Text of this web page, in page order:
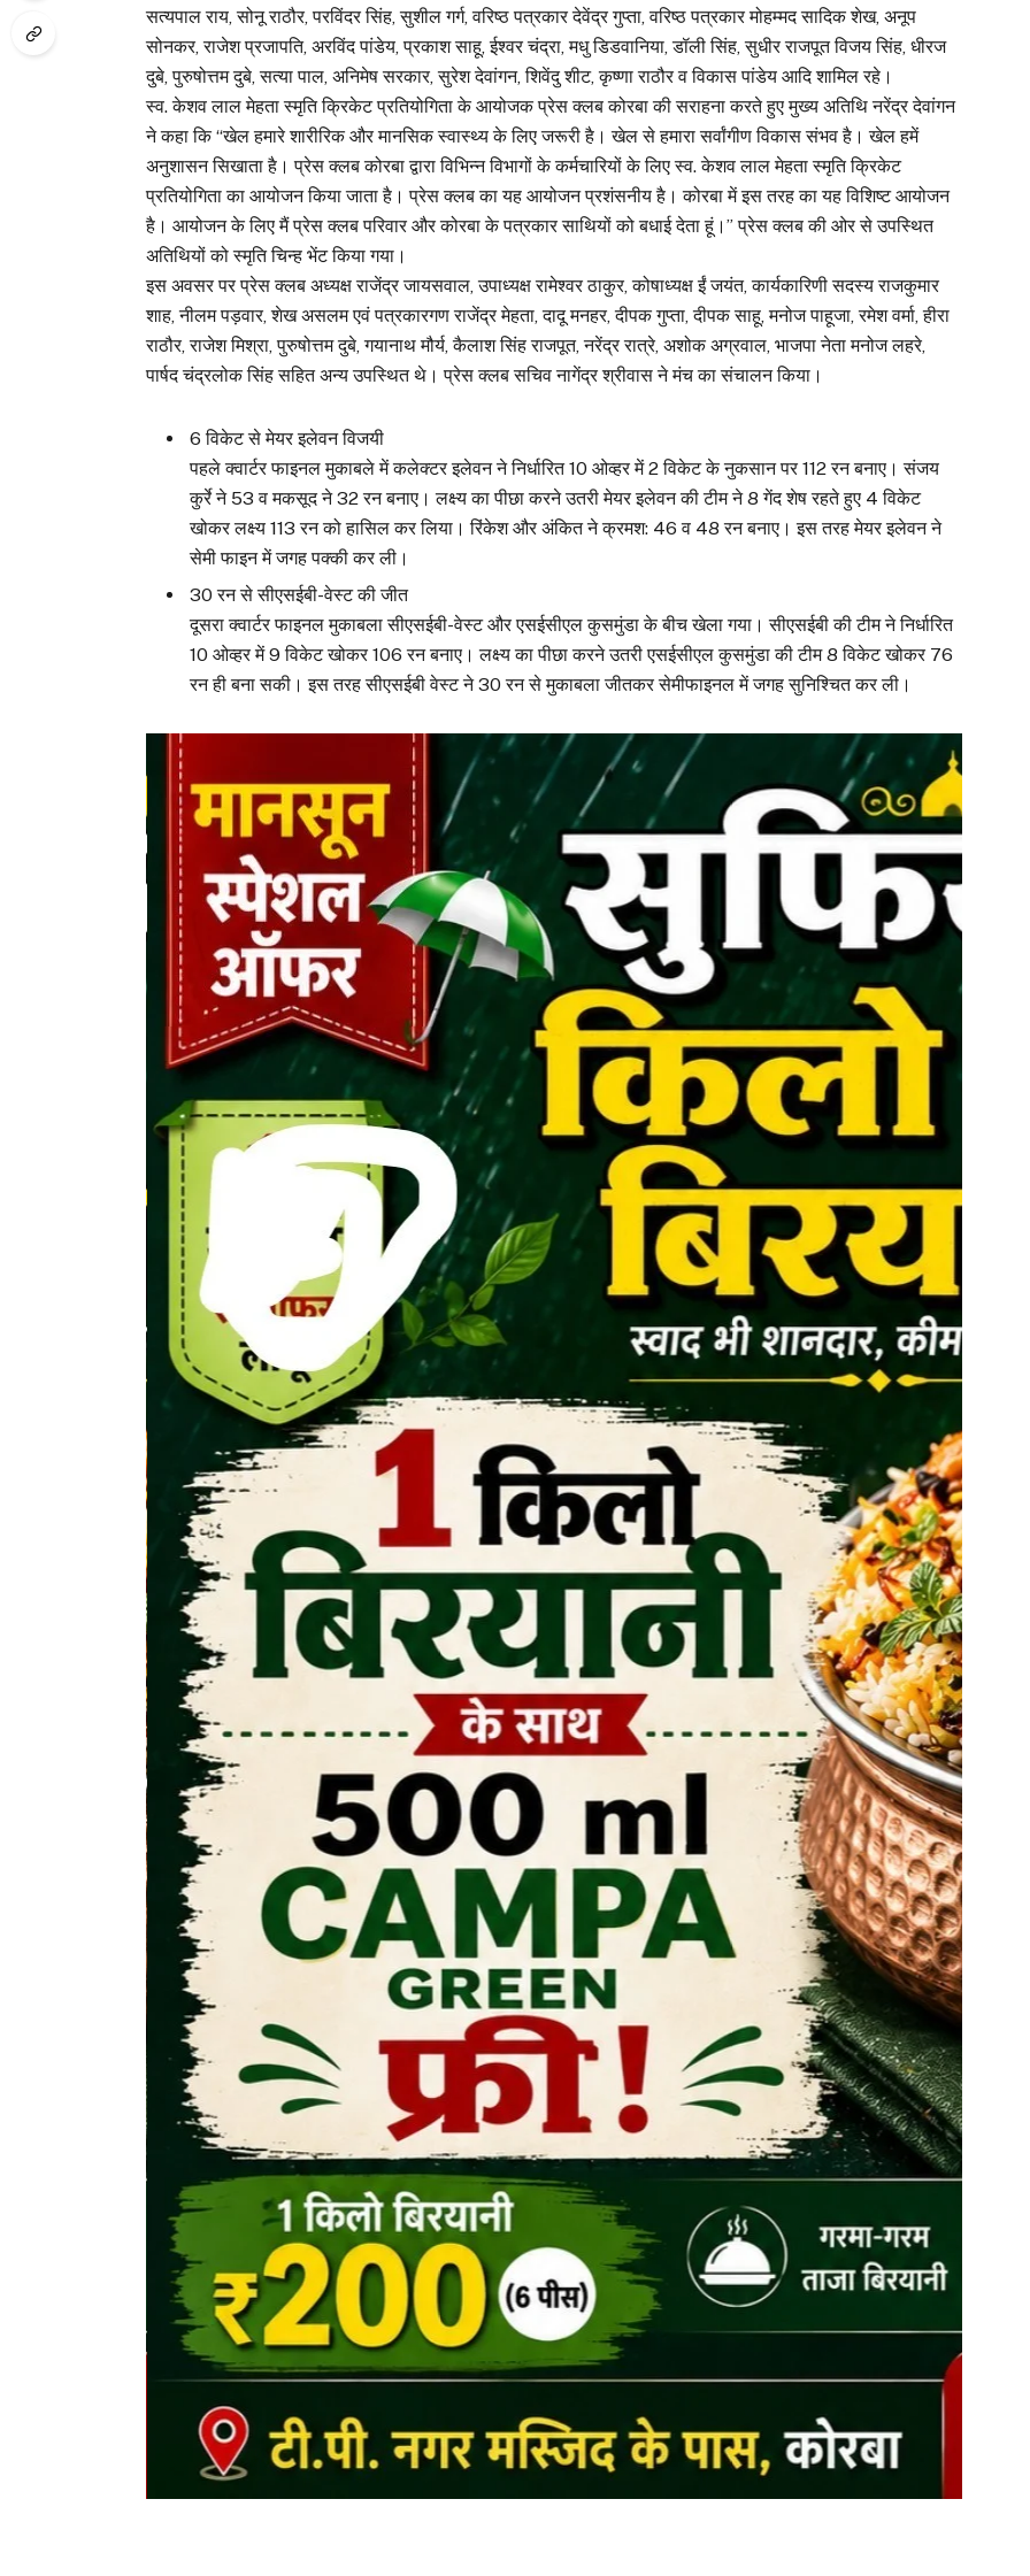
सत्यपाल राय, सोनू राठौर, परविंदर सिंह, सुशील गर्ग, वरिष्ठ पत्रकार देवेंद्र गुप्ता, वरिष्ठ पत्रकार मोहम्मद सादिक शेख, अनूप
सोनकर, राजेश प्रजापति, अरविंद पांडेय, प्रकाश साहू, ईश्वर चंद्रा, मधु डिडवानिया, डॉली सिंह, सुधीर राजपूत विजय सिंह, धीरज
दुबे, पुरुषोत्तम दुबे, सत्या पाल, अनिमेष सरकार, सुरेश देवांगन, शिवेंदु शीट, कृष्णा राठौर व विकास पांडेय आदि शामिल रहे।
स्व. केशव लाल मेहता स्मृति क्रिकेट प्रतियोगिता के आयोजक प्रेस क्लब कोरबा की सराहना करते हुए मुख्य अतिथि नरेंद्र देवांगन
ने कहा कि “खेल हमारे शारीरिक और मानसिक स्वास्थ्य के लिए जरूरी है। खेल से हमारा सर्वांगीण विकास संभव है। खेल हमें
अनुशासन सिखाता है। प्रेस क्लब कोरबा द्वारा विभिन्न विभागों के कर्मचारियों के लिए स्व. केशव लाल मेहता स्मृति क्रिकेट
प्रतियोगिता का आयोजन किया जाता है। प्रेस क्लब का यह आयोजन प्रशंसनीय है। कोरबा में इस तरह का यह विशिष्ट आयोजन
है। आयोजन के लिए मैं प्रेस क्लब परिवार और कोरबा के पत्रकार साथियों को बधाई देता हूं।” प्रेस क्लब की ओर से उपस्थित
अतिथियों को स्मृति चिन्ह भेंट किया गया।
इस अवसर पर प्रेस क्लब अध्यक्ष राजेंद्र जायसवाल, उपाध्यक्ष रामेश्वर ठाकुर, कोषाध्यक्ष ईं जयंत, कार्यकारिणी सदस्य राजकुमार
शाह, नीलम पड़वार, शेख असलम एवं पत्रकारगण राजेंद्र मेहता, दादू मनहर, दीपक गुप्ता, दीपक साहू, मनोज पाहूजा, रमेश वर्मा, हीरा
राठौर, राजेश मिश्रा, पुरुषोत्तम दुबे, गयानाथ मौर्य, कैलाश सिंह राजपूत, नरेंद्र रात्रे, अशोक अग्रवाल, भाजपा नेता मनोज लहरे,
पार्षद चंद्रलोक सिंह सहित अन्य उपस्थित थे। प्रेस क्लब सचिव नागेंद्र श्रीवास ने मंच का संचालन किया।
6 विकेट से मेयर इलेवन विजयी
पहले क्वार्टर फाइनल मुकाबले में कलेक्टर इलेवन ने निर्धारित 10 ओव्हर में 2 विकेट के नुकसान पर 112 रन बनाए। संजय
कुर्रे ने 53 व मकसूद ने 32 रन बनाए। लक्ष्य का पीछा करने उतरी मेयर इलेवन की टीम ने 8 गेंद शेष रहते हुए 4 विकेट
खोकर लक्ष्य 113 रन को हासिल कर लिया। रिंकेश और अंकित ने क्रमश: 46 व 48 रन बनाए। इस तरह मेयर इलेवन ने
सेमी फाइन में जगह पक्की कर ली।
30 रन से सीएसईबी-वेस्ट की जीत
दूसरा क्वार्टर फाइनल मुकाबला सीएसईबी-वेस्ट और एसईसीएल कुसमुंडा के बीच खेला गया। सीएसईबी की टीम ने निर्धारित
10 ओव्हर में 9 विकेट खोकर 106 रन बनाए। लक्ष्य का पीछा करने उतरी एसईसीएल कुसमुंडा की टीम 8 विकेट खोकर 76
रन ही बना सकी। इस तरह सीएसईबी वेस्ट ने 30 रन से मुकाबला जीतकर सेमीफाइनल में जगह सुनिश्चित कर ली।